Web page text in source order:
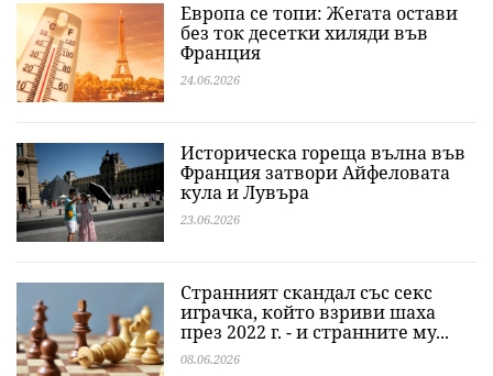
Европа се топи: Жегата остави
без ток десетки хиляди във
Франция
24.06.2026
Историческа гореща вълна във
Франция затвори Айфеловата
кула и Лувъра
23.06.2026
Странният скандал със секс
играчка, който взриви шаха
през 2022 г. - и странните му...
08.06.2026